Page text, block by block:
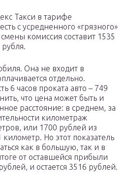
Такси в тарифе
с усредненного «грязного»
комиссия составит 1535
рубля.
Она не входит в
отдельно.
6 часов проката авто – 749
что цена может быть и
расстояние: в среднем, за
километраж
или 1700 рублей из
километр. Но этот показатель
как в большую, так и в
от оставшейся прибыли
и остается 3516 рублей.